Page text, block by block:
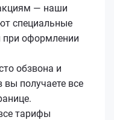
— наши
специальные
при оформлении
обзвона и
вы получаете все
тарифы